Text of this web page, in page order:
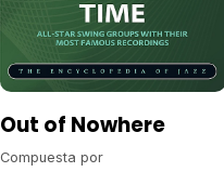
Out of Nowhere
Compuesta por